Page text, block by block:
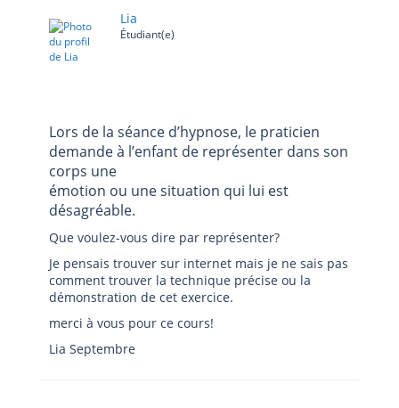
Lia
Étudiant(e)
Lors de la séance d’hypnose, le praticien
demande à l’enfant de représenter dans son
corps une
émotion ou une situation qui lui est
désagréable.
Que voulez-vous dire par représenter?
Je pensais trouver sur internet mais je ne sais pas
comment trouver la technique précise ou la
démonstration de cet exercice.
merci à vous pour ce cours!
Lia Septembre